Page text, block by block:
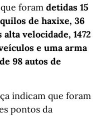
foram detidas 15
de haxixe, 36
velocidade, 1472
e uma arma
98 autos de
indicam que foram
pontos da